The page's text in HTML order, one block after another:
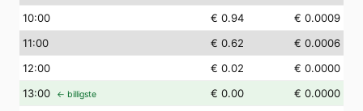
10:00 € 0.94
€ 0.0009
11:00 € 0.62
€ 0.0006
12:00 € 0.02
€ 0.0000
13:00 ← billigste € 0.00
€ 0.0000